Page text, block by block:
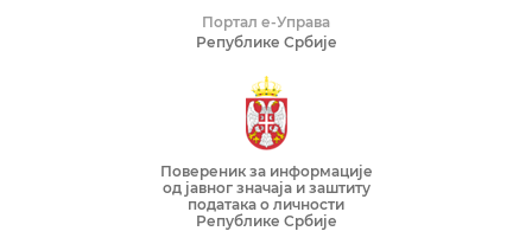
Портал е-Управа
Републике Србије
Повереник за информације
од јавног значаја и заштиту
података о личности
Републике Србије